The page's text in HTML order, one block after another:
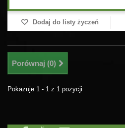
Dodaj do listy życzeń
Porównaj (0)
Pokazuje 1 - 1 z 1 pozycji